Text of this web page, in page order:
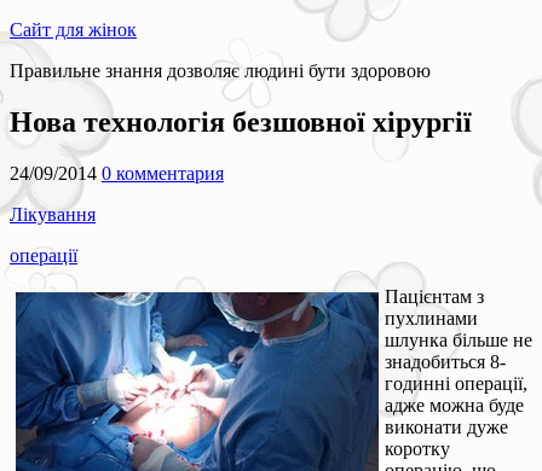
Сайт для жінок
Правильне знання дозволяє людині бути здоровою
Нова технологія безшовної хірургії
24/09/2014 0 комментария
Лікування
операції
Пацієнтам з
пухлинами
шлунка більше не
знадобиться 8-
годинні операції,
адже можна буде
виконати дуже
коротку